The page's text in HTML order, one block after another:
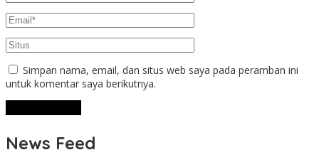
Simpan nama, email, dan situs web saya pada peramban ini
untuk komentar saya berikutnya.
News Feed